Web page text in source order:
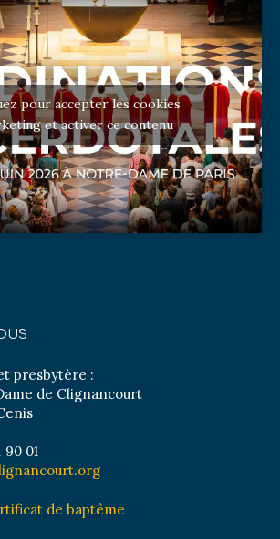
pour accepter les cookies
et activer ce contenu
presbytère :
de Clignancourt
90 01
de baptême